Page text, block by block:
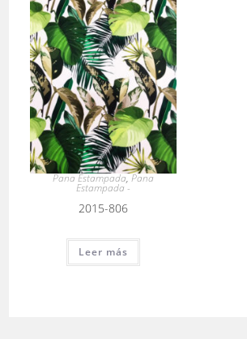
Pana Estampada,Pana
Estampada -
2015-806
Leer más